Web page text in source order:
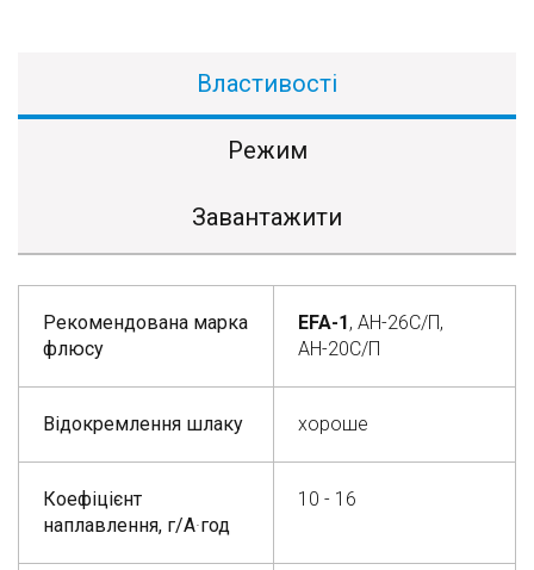
Властивості
Режим
Завантажити
Рекомендована марка
флюсу
EFA-1, АН-26С/П,
АН-20С/П
Відокремлення шлаку хороше
Коефіцієнт
наплавлення, г/А·год
10 - 16